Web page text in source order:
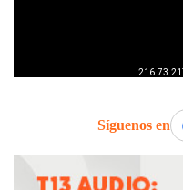
Síguenos en